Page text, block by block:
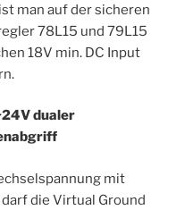
man auf der sicheren
78L15 und 79L15
18V min. DC Input
dualer
mit
die Virtual Ground